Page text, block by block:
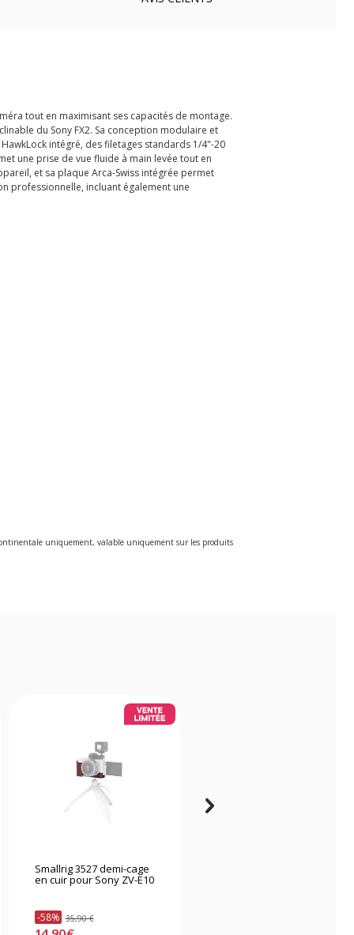
tout en maximisant ses capacités de montage.
du Sony FX2. Sa conception modulaire et
intégré, des filetages standards 1/4"-20
une prise de vue fluide à main levée tout en
et sa plaque Arca-Swiss intégrée permet
professionnelle, incluant également une
uniquement, valable uniquement sur les produits
Smallrig 3527 demi-cage
en cuir pour Sony ZV-E10
-58% 35,90 €